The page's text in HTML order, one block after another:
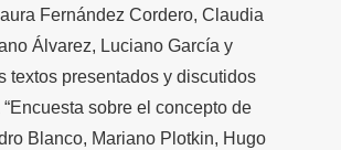
Fernández Cordero, Claudia
Álvarez, Luciano García y
textos presentados y discutidos
sobre el concepto de
Blanco, Mariano Plotkin, Hugo